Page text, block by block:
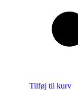
Tilføj til kurv